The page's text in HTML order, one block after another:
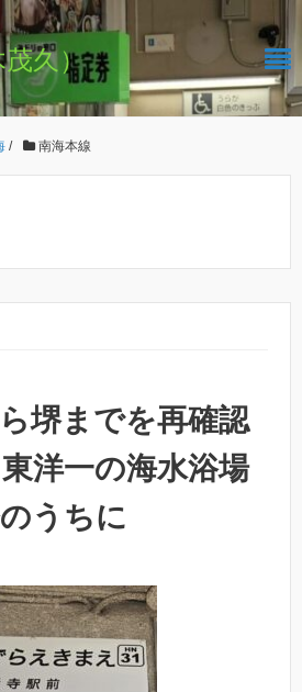
久）
/ 南海本線
堺までを再確認
洋一の海水浴場
うちに